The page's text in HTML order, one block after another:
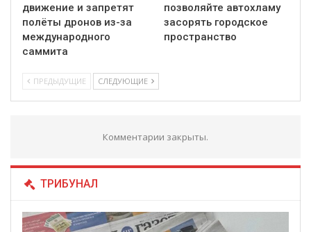
движение и запретят
полёты дронов из-за
международного
саммита
позволяйте автохламу
засорять городское
пространство
ПРЕДЫДУЩИЕ СЛЕДУЮЩИЕ
Комментарии закрыты.
ТРИБУНАЛ